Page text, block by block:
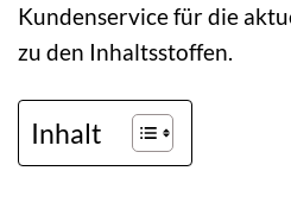
Kundenservice für die
zu den Inhaltsstoffen.
Inhalt